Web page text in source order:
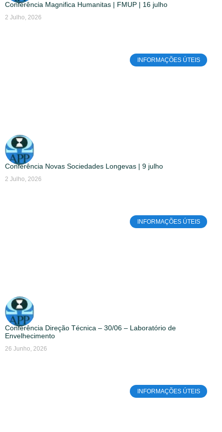
Conferência Magnifica Humanitas | FMUP | 16 julho
2 Julho, 2026
INFORMAÇÕES ÚTEIS
Conferência Novas Sociedades Longevas | 9 julho
2 Julho, 2026
INFORMAÇÕES ÚTEIS
Conferência Direção Técnica – 30/06 – Laboratório de
Envelhecimento
26 Junho, 2026
INFORMAÇÕES ÚTEIS